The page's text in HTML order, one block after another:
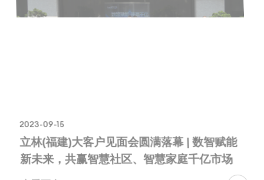
2023-09-15
立林(福建)大客户见面会圆满落幕 | 数智赋能
新未来，共赢智慧社区、智慧家庭千亿市场